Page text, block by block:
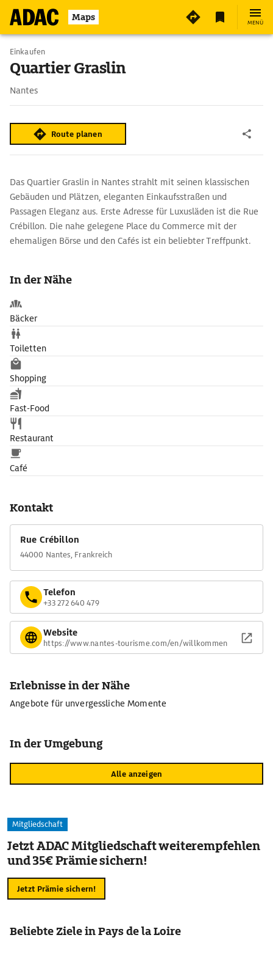
Maps MENÜ
Einkaufen
Quartier Graslin
Nantes
Route planen
Das Quartier Graslin in Nantes strahlt mit seinen klassischen
Gebäuden und Plätzen, eleganten Einkaufsstraßen und
Passagen Eleganz aus. Erste Adresse für Luxusläden ist die Rue
Crébillon. Die nahe gelegene Place du Commerce mit der
ehemaligen Börse und den Cafés ist ein beliebter Treffpunkt.
weit davon wurde 1843 die Passage Pommeraye eingeweiht,
eine dreistöckige Galerie mit viel Glas und Schmiedeeisen.
In der Nähe
Bäcker
Toiletten
Shopping
Fast-Food
Restaurant
Café
Kontakt
Rue Crébillon
44000 Nantes, Frankreich
Telefon
+33 272 640 479
Website
https://www.nantes-tourisme.com/en/willkommen
Erlebnisse in der Nähe
Angebote für unvergessliche Momente
In der Umgebung
Alle anzeigen
Mitgliedschaft
Jetzt ADAC Mitgliedschaft weiterempfehlen
und 35€ Prämie sichern!
Jetzt Prämie sichern!
Beliebte Ziele in Pays de la Loire